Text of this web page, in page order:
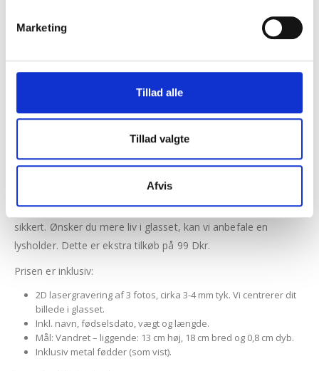
Marketing
Tillad alle
Tillad valgte
Afvis
Speciel 2D fotoramme til dåb og navngivning med dine 3
og længde. Alt fint lasergraveret inde i glasset.
Til dette glas skal vi bruges 3 billeder; et større (gerne
stående/højkant) og to mindre billeder. Vi tilpasser billederne
farvebilleder. Dine billeder lasergraveres inde i glasset så de
fremstår som sort hvide billeder.
Glasset har kun en dybde på 8 mm, hvilket det går det mere
elegant. Med din ordre følge to metal fødder, så dit glas står
sikkert. Ønsker du mere liv i glasset, kan vi anbefale en
lysholder. Dette er ekstra tilkøb på 99 Dkr.
Prisen er inklusiv:
2D lasergravering af 3 fotos, cirka 3-4 mm tyk. Vi centrerer dit
billede i glasset.
Inkl. navn, fødselsdato, vægt og længde.
Mål: Vandret – liggende: 13 cm høj, 18 cm bred og 0,8 cm dyb.
Inklusiv metal fødder (som vist).